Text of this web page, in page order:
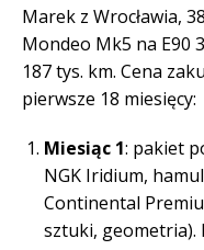
Marek z Wrocławia,
Mondeo Mk5 na E90
187 tys. km. Cena
pierwsze 18 miesięcy:
Miesiąc 1: pakiet
NGK Iridium,
Continental
sztuki, geometria).